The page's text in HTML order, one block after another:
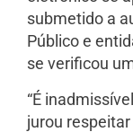
submetido a
Público e
se verificou
“É
jurou